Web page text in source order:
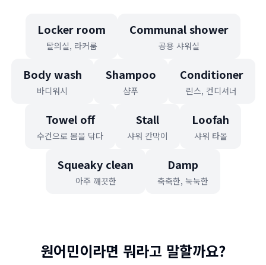
Locker room
탈의실, 라커룸
Communal shower
공용 샤워실
Body wash
바디워시
Shampoo
샴푸
Conditioner
린스, 컨디셔너
Towel off
수건으로 몸을 닦다
Stall
샤워 칸막이
Loofah
샤워 타올
Squeaky clean
아주 깨끗한
Damp
축축한, 눅눅한
원어민이라면 뭐라고 말할까요?